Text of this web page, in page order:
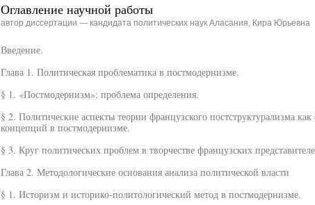
Оглавление научной работы
автор диссертации — кандидата политических наук Аласания, Кира Юрьевна
Введение.
Глава 1. Политическая проблематика в постмодернизме.
§ 1. «Постмодернизм»: проблема определения.
§ 2. Политические аспекты теории французского постструктурализма
концепций в постмодернизме.
§ 3. Круг политических проблем в творчестве французских
Глава 2. Методологические основания анализа политической власти
§ 1. Историзм и историко-политологический метод в постмодернизме.